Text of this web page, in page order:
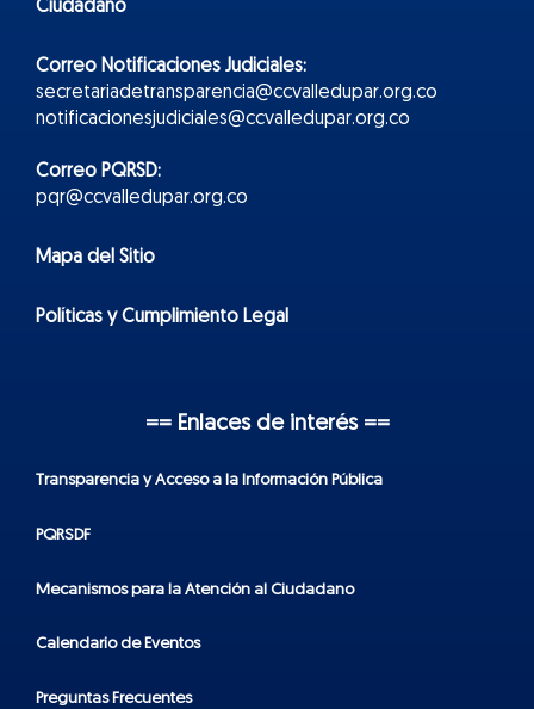
Ciudadano
Correo Notificaciones Judiciales:
secretariadetransparencia@ccvalledupar.org.co
notificacionesjudiciales@ccvalledupar.org.co
Correo PQRSD:
pqr@ccvalledupar.org.co
Mapa del Sitio
Políticas y Cumplimiento Legal
== Enlaces de interés ==
Transparencia y Acceso a la Información Pública
PQRSDF
Mecanismos para la Atención al Ciudadano
Calendario de Eventos
Preguntas Frecuentes